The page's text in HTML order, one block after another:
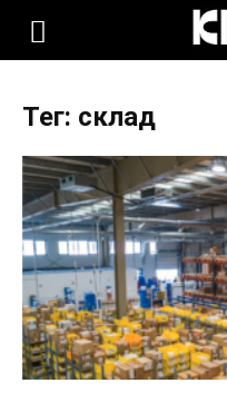
KLOOP.KG
Новости
Кыргызстана
Тег: склад